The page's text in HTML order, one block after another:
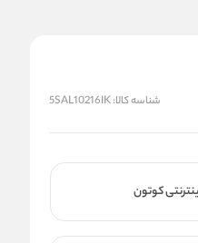
شناسه کالا:5SAL10216IK
کوتون